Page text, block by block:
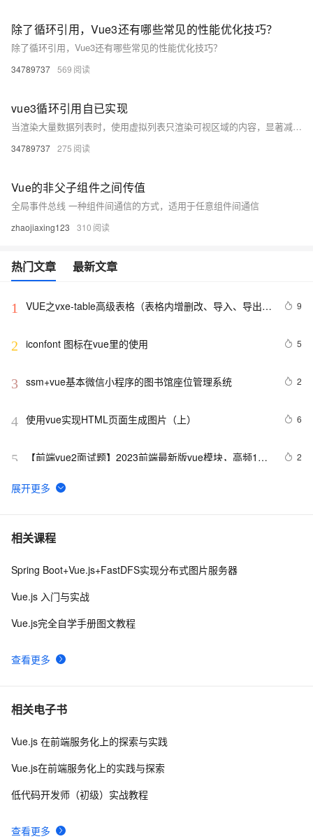
除了循环引用，Vue3还有哪些常见的性能优化技巧？
除了循环引用，Vue3还有哪些常见的性能优化技巧？
34789737 569
vue3循环引用自已实现
当渲染大量数据列表时，使用虚拟列表只渲染可视区域的内容，显著减少 DOM 节点数量。
34789737 275
Vue的非父子组件之间传值
全局事件总线 一种组件间通信的方式，适用于任意组件间通信
zhaojiaxing123 310
热门文章 最新文章
1
VUE之vxe-table高级表格（表格内增删改、导入、导出、
9
2 iconfont 图标在vue里的使用 5
3 ssm+vue基本微信小程序的图书馆座位管理系统 2
4 使用vue实现HTML页面生成图片（上） 6
5
【前端vue2面试题】2023前端最新版vue模块，高频17
2
6
从零带你手把手实现Vue3响应式原理-下（Map和Set的处
7 3分钟搞懂Vue整合Echarts实现可视化界面
8 vue3源码解析 --- 组件渲染：vnode 到真实 DOM 是如何
二 （页面布局与兼容）
相关课程
查看更多
Spring Boot+Vue.js+FastDFS实现分布式图片服务器
Vue.js 入门与实战
Vue.js完全自学手册图文教程
相关电子书
查看更多
Vue.js 在前端服务化上的探索与实践
Vue.js在前端服务化上的实践与探索
低代码开发师（初级）实战教程